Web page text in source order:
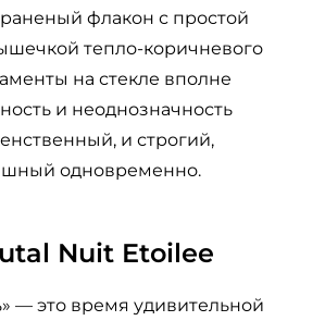
флакон с простой
тепло-коричневого
на стекле вполне
и неоднозначность
и строгий,
одновременно.
Nuit Etoilee
— это время удивительной